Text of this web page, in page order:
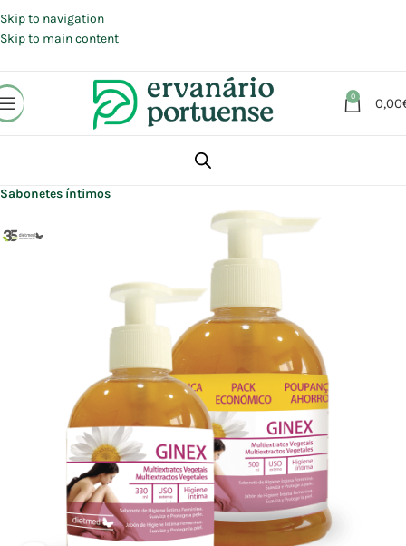
Skip to navigation
Skip to main content
0 0,00
Beleza | Cosmética | Higiene
Sabonetes íntimos